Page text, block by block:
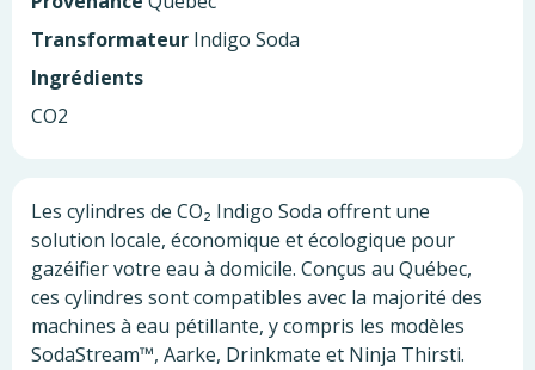
Transformateur Indigo Soda
Ingrédients
CO2
Les cylindres de CO₂ Indigo Soda offrent une
solution locale, économique et écologique pour
gazéifier votre eau à domicile. Conçus au Québec,
ces cylindres sont compatibles avec la majorité des
machines à eau pétillante, y compris les modèles
SodaStream™, Aarke, Drinkmate et Ninja Thirsti.